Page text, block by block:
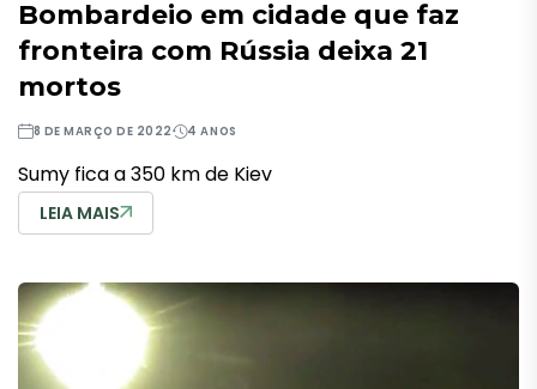
Bombardeio em cidade que faz
fronteira com Rússia deixa 21
mortos
8 DE MARÇO DE 2022 4 ANOS
Sumy fica a 350 km de Kiev
LEIA MAIS